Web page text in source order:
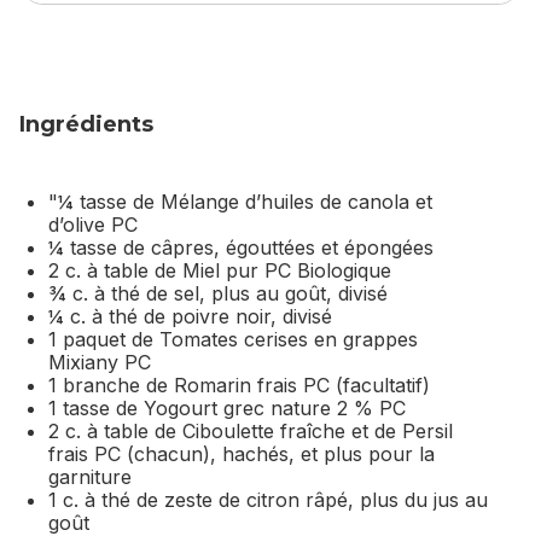
Ingrédients
"¼ tasse de Mélange d’huiles de canola et
d’olive PC
¼ tasse de câpres, égouttées et épongées
2 c. à table de Miel pur PC Biologique
¾ c. à thé de sel, plus au goût, divisé
¼ c. à thé de poivre noir, divisé
1 paquet de Tomates cerises en grappes
Mixiany PC
1 branche de Romarin frais PC (facultatif)
1 tasse de Yogourt grec nature 2 % PC
2 c. à table de Ciboulette fraîche et de Persil
frais PC (chacun), hachés, et plus pour la
garniture
1 c. à thé de zeste de citron râpé, plus du jus au
goût